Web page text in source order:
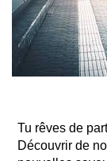
Tu rêves de
Découvrir de